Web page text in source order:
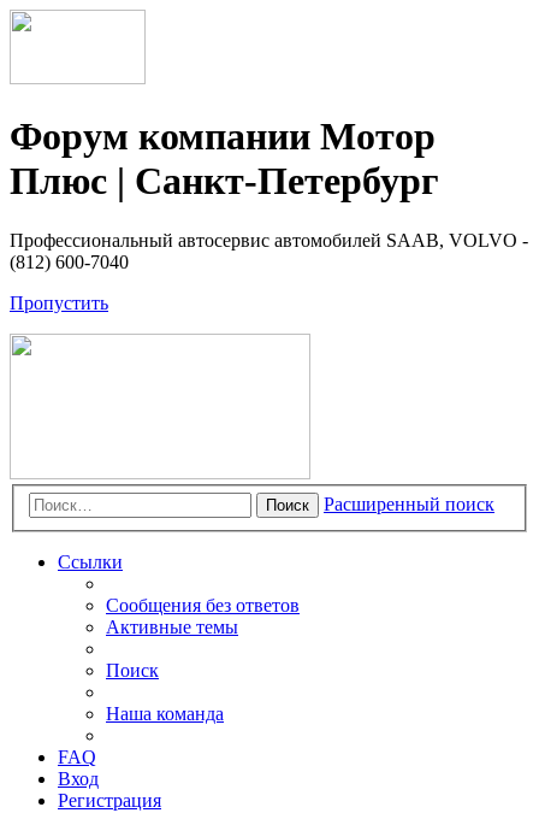
Форум компании Мотор
Плюс | Санкт-Петербург
Профессиональный автосервис автомобилей SAAB, VOLVO -
(812) 600-7040
Пропустить
Поиск Расширенный поиск
Ссылки
Сообщения без ответов
Активные темы
Поиск
Наша команда
FAQ
Вход
Регистрация